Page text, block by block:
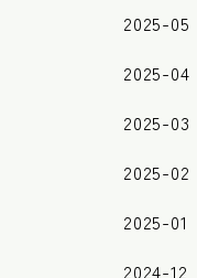
2025-05
2025-04
2025-03
2025-02
2025-01
2024-12